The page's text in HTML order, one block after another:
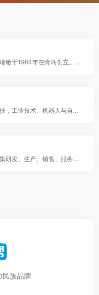
海尔前身为青岛电冰箱总厂，由张瑞敏于1984年在青岛创立。海尔产品线丰富，涉及电视、冰箱、洗衣机、厨卫产品及小家电产品。
美的是一家覆盖智能家居、楼宇科技，工业技术、机器人与自动化和数字化创新业务五大业务板块为一体的全球化科技集团
珠海格力电器股份有限公司是一家集研发、生产、销售、服务于一体的国际化家电企业，拥有格力、TOSOT、晶弘三大品牌，主营家用空调、中央空调、空气能热水器、手机、生活电器、冰箱等产品。
民族品牌